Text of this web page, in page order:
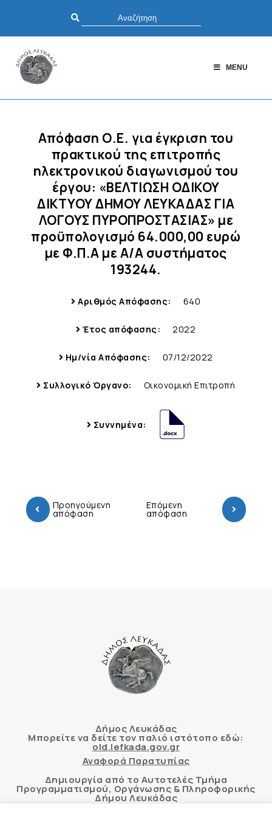
MENU
Απόφαση Ο.Ε. για έγκριση του
πρακτικού της επιτροπής
ηλεκτρονικού διαγωνισμού του
έργου: «ΒΕΛΤΙΩΣΗ ΟΔΙΚΟΥ
ΔΙΚΤΥΟΥ ΔΗΜΟΥ ΛΕΥΚΑΔΑΣ ΓΙΑ
ΛΟΓΟΥΣ ΠΥΡΟΠΡΟΣΤΑΣΙΑΣ» με
προϋπολογισμό 64.000,00 ευρώ
με Φ.Π.Α με Α/Α συστήματος
193244.
Αριθμός Απόφασης: 640
Έτος απόφασης: 2022
Ημ/νία Απόφασης: 07/12/2022
Συλλογικό Όργανο: Οικονομική Επιτροπή
Συννημένα:
Προηγούμενη
απόφαση
Επόμενη
απόφαση
Δήμος Λευκάδας
Μπορείτε να δείτε τον παλιό ιστότοπο εδώ:
old.lefkada.gov.gr
Αναφορά Παρατυπίας
Δημιουργία από το Αυτοτελές Τμήμα
Προγραμματισμού, Οργάνωσης & Πληροφορικής
Δήμου Λευκάδας